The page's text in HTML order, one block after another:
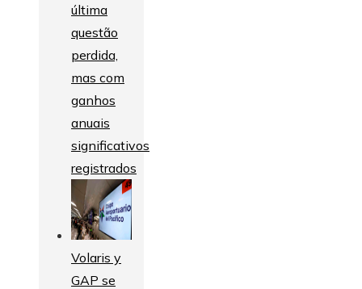
última
questão
perdida,
mas com
ganhos
anuais
significativos
registrados
Volaris y
GAP se